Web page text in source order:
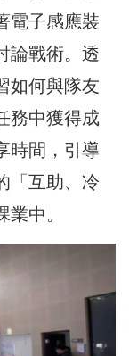
電子感應裝
論戰術。透
如何與隊友
務中獲得成
時間，引導
「互助、冷
中。